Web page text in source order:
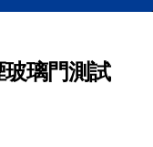
玻璃門測試